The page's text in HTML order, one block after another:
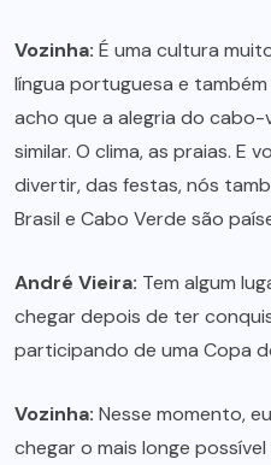
Vozinha: É uma cultura
língua portuguesa e
acho que a alegria do
similar. O clima, as praias. E
divertir, das festas, nós
Brasil e Cabo Verde são
André Vieira: Tem algum
chegar depois de ter
participando de uma Copa
Vozinha: Nesse momento,
chegar o mais longe